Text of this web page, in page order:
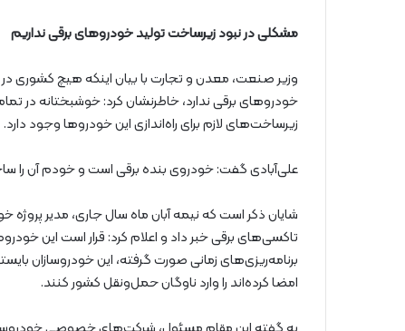
مشکلی در نبود زیرساخت تولید خودروهای برقی نداریم
وزیر صنعت، معدن و تجارت با بیان اینکه هیچ کشوری در
خودروهای برقی ندارد، خاطرنشان کرد: خوشبختانه در
زیرساخت‌های لازم برای راه‌اندازی این خودروها وجود دارد.
علی‌آبادی گفت: خودروی بنده برقی است و خودم آن را
تاکسی‌های برقی خبر داد و اعلام کرد: قرار است این
امضا کرده‌اند را وارد ناوگان حمل‌ونقل کشور کنند.